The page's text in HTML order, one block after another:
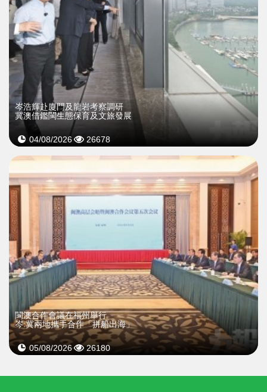
岑浩輝赴廈門及龍岩考察調研
冀澳借鑑閩生態保育及文旅發展
04/08/2026 26678
閩澳合作會議在福州舉行
岑:冀兩地攜手合作「拼船出海」
05/08/2026 26180